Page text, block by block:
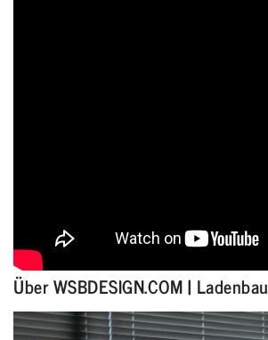
Über WSBDESIGN.COM | Ladenbau